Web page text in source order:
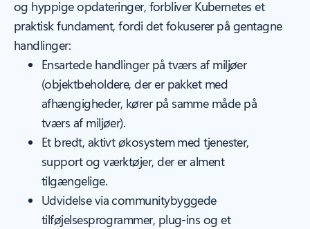
og hyppige opdateringer, forbliver Kubernetes et
praktisk fundament, fordi det fokuserer på gentagne
handlinger:
Ensartede handlinger på tværs af miljøer
(objektbeholdere, der er pakket med
afhængigheder, kører på samme måde på
tværs af miljøer).
Et bredt, aktivt økosystem med tjenester,
support og værktøjer, der er alment
tilgængelige.
Udvidelse via communitybyggede
tilføjelsesprogrammer, plug-ins og et